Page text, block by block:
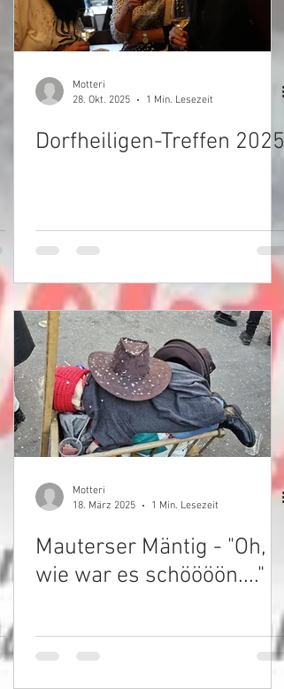
Motteri
28. Okt. 2025
1 Min. Lesezeit
Dorfheiligen-Treffen 2025
Motteri
18. März 2025
1 Min. Lesezeit
Mauterser Mäntig - "Oh,
wie war es schöööön...."